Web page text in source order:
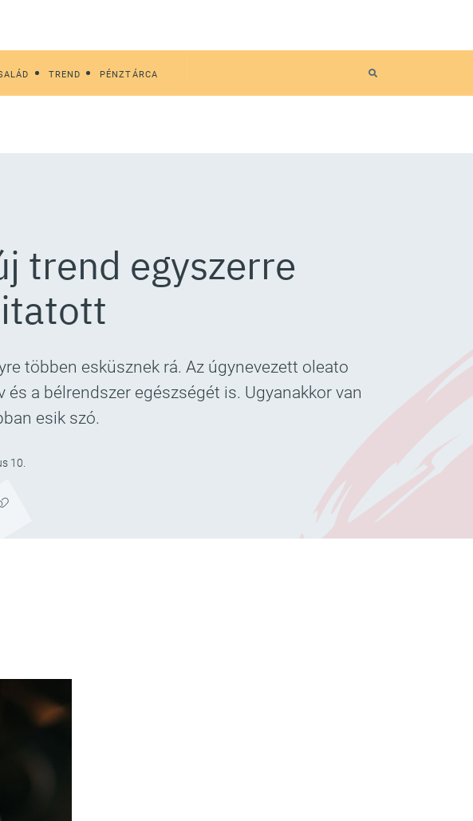
TREND PÉNZTÁRCA
trend egyszerre
többen esküsznek rá. Az úgynevezett oleato
a bélrendszer egészségét is. Ugyanakkor van
esik szó.
10.